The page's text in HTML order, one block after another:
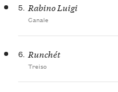
5. Rabino Luigi
Canale
6. Runchét
Treiso